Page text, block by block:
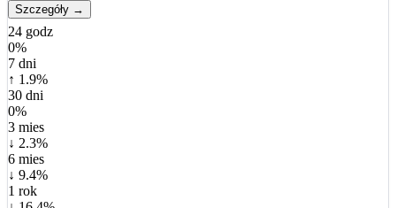
Szczegóły →
24 godz
0%
7 dni
↑ 1.9%
30 dni
0%
3 mies
↓ 2.3%
6 mies
↓ 9.4%
1 rok